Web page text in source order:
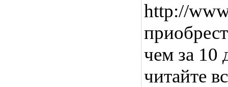
http://
чем за 10
читайте